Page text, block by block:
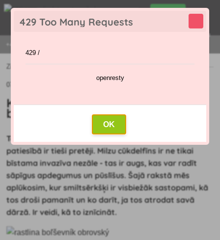
429 Too Many Requests
429 /
openresty
OK
+421 915 420 295 | PIRMDIENA - PIEKTDIENA 9:00 - 16:00
Menu
Ziņas »Kā dārzā atpazīt un iznīcināt bīstamo milzu cūkdelfīniju
07.05.2025
Kā dārzā atpazīt un iznīcināt
bīstamo milzu cūkdelfīniju
Tas var izskatīties kā pievilcīgs dekoratīvs augs, taču
patiesībā ir tieši pretēji. Milzu cūkdelfīns ir ne tikai
bīstama invazīva nezāle - tas ir augs, kas var radīt
sāpīgus apdegumus un pūslīšus. Šajā rakstā mēs
aplūkosim, kur smiltsērkšķi ir visbiežāk sastopami, kā
tos droši pamanīt un ko darīt, ja tos atrodat savā
dārzā. Ir veidi, kā to iznīcināt.